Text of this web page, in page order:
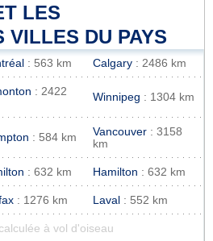
LES
VILLES DU PAYS
: 563 km Calgary : 2486 km
: 2422
Winnipeg : 1304 km
: 584 km Vancouver : 3158
km
: 632 km Hamilton : 632 km
: 1276 km Laval : 552 km
à vol d'oiseau